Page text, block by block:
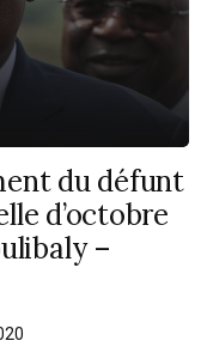
du défunt
d’octobre
–